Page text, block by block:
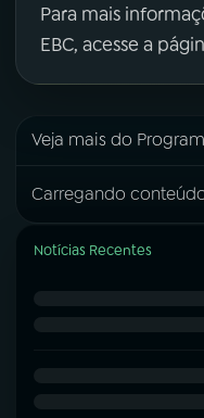
Para mais
EBC, acesse a
Veja mais do
Carregando
Notícias Recentes